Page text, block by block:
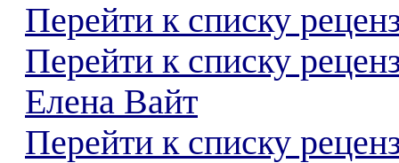
Перейти к списку
Перейти к списку
Елена Вайт
Перейти к списку